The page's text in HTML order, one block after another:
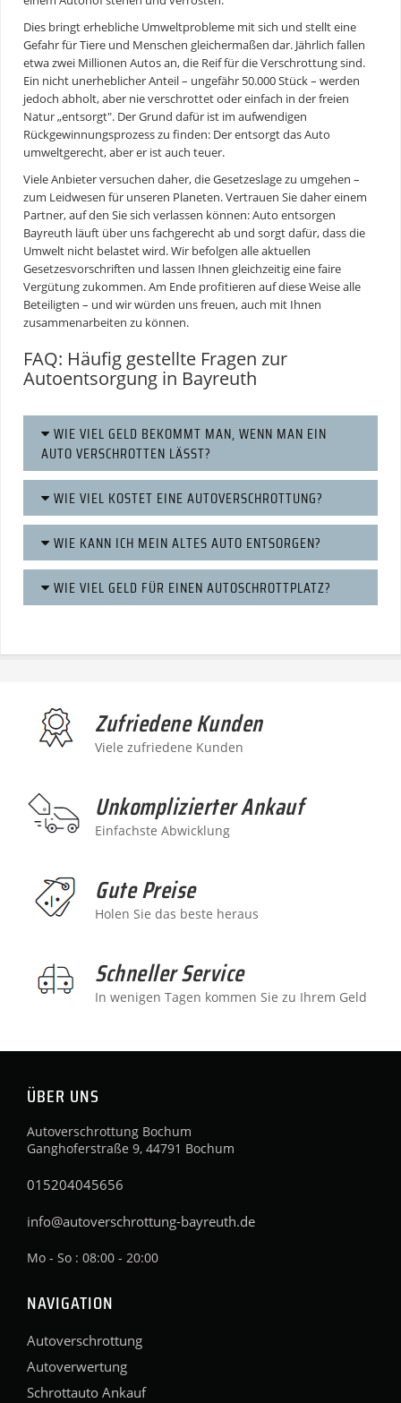
Dies bringt erhebliche Umweltprobleme mit sich und stellt eine
Gefahr für Tiere und Menschen gleichermaßen dar. Jährlich fallen
etwa zwei Millionen Autos an, die Reif für die Verschrottung sind.
Ein nicht unerheblicher Anteil – ungefähr 50.000 Stück – werden
jedoch abholt, aber nie verschrottet oder einfach in der freien
Natur „entsorgt". Der Grund dafür ist im aufwendigen
Rückgewinnungsprozess zu finden: Der entsorgt das Auto
umweltgerecht, aber er ist auch teuer.
Viele Anbieter versuchen daher, die Gesetzeslage zu umgehen –
zum Leidwesen für unseren Planeten. Vertrauen Sie daher einem
Partner, auf den Sie sich verlassen können: Auto entsorgen
Bayreuth läuft über uns fachgerecht ab und sorgt dafür, dass die
Umwelt nicht belastet wird. Wir befolgen alle aktuellen
Gesetzesvorschriften und lassen Ihnen gleichzeitig eine faire
Vergütung zukommen. Am Ende profitieren auf diese Weise alle
Beteiligten – und wir würden uns freuen, auch mit Ihnen
zusammenarbeiten zu können.
FAQ: Häufig gestellte Fragen zur
Autoentsorgung in Bayreuth
WIE VIEL GELD BEKOMMT MAN, WENN MAN EIN
AUTO VERSCHROTTEN LÄSST?
WIE VIEL KOSTET EINE AUTOVERSCHROTTUNG?
WIE KANN ICH MEIN ALTES AUTO ENTSORGEN?
WIE VIEL GELD FÜR EINEN AUTOSCHROTTPLATZ?
Zufriedene Kunden
Viele zufriedene Kunden
Unkomplizierter Ankauf
Einfachste Abwicklung
Gute Preise
Holen Sie das beste heraus
Schneller Service
In wenigen Tagen kommen Sie zu Ihrem Geld
ÜBER UNS
Autoverschrottung Bochum
Ganghoferstraße 9, 44791 Bochum
015204045656
info@autoverschrottung-bayreuth.de
Mo - So : 08:00 - 20:00
NAVIGATION
Autoverschrottung
Autoverwertung
Schrottauto Ankauf